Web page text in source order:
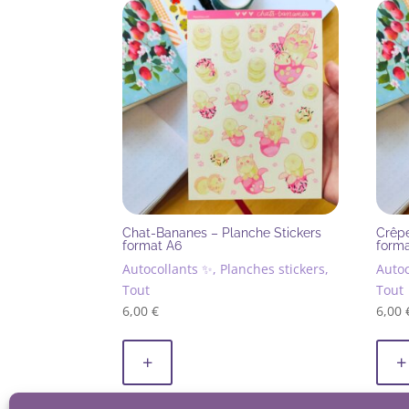
plus
récent
au
plus
ancien
Chat-Bananes – Planche Stickers
format A6
Autocollants ✨, Planches stickers,
Tout
6,00€
+
Tout
6,00
+